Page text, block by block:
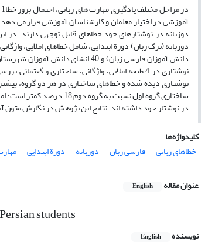
آموزشی در اختیار معلمان و کارشناسان آموزشی قرار می
دانش آموزان فارسی زبان) و 40
نوشتاری در 4 طبقه املایی، واژگانی، ساختاری
نوشتاری دیده شده و خطاهای ساختاری در هر دو گروه،
ساختاری گروه اول نسبت
در نوشتار خود داشته اند. نتایج این پژوهش در نگارش
کلیدواژه‌ها
خطاهای زبانی
فارسی زبان دوزبانه دورة ابتدایی
عنوان مقاله English
students
نویسنده English